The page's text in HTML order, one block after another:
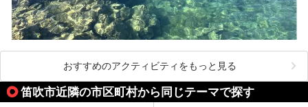
おすすめのアクティビティをもっと見る
笛吹市近隣の市区町村から同じテーマで探す